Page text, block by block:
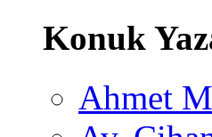
Konuk
Ahmet